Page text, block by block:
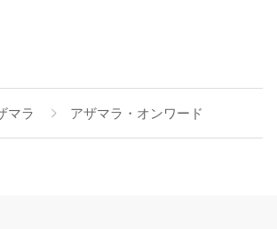
マラ アザマラ・オンワード